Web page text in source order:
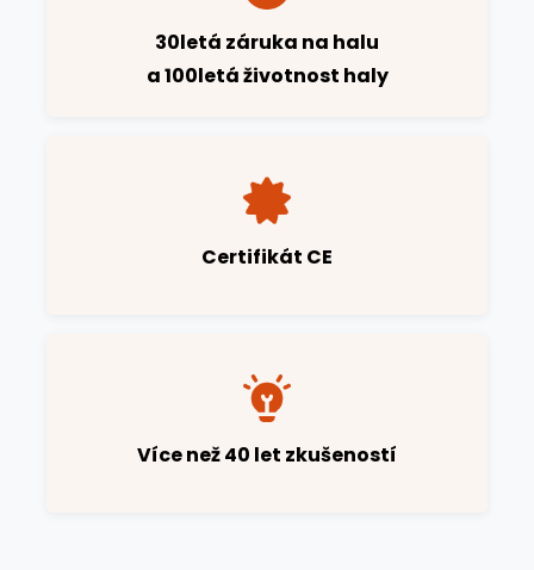
30letá záruka na halu
a 100letá životnost haly
Certifikát CE
Více než 40 let zkušeností